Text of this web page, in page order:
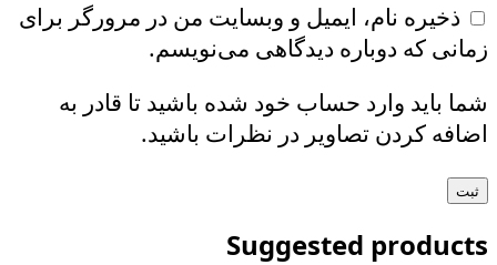
ذخیره نام، ایمیل و وبسایت من در مرورگر برای
زمانی که دوباره دیدگاهی می‌نویسم.
شما باید وارد حساب خود شده باشید تا قادر به
اضافه کردن تصاویر در نظرات باشید.
Suggested products